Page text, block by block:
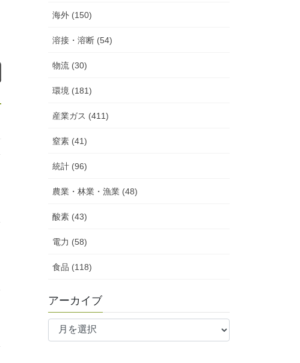
海外 (150)
溶接・溶断 (54)
物流 (30)
環境 (181)
産業ガス (411)
窒素 (41)
統計 (96)
農業・林業・漁業 (48)
酸素 (43)
電力 (58)
食品 (118)
アーカイブ
ア